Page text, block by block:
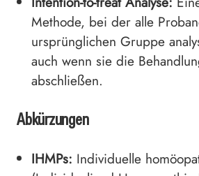
Methode, bei der alle
ursprünglichen Gruppe
auch wenn sie die
abschließen.
Abkürzungen
IHMPs: Individuelle